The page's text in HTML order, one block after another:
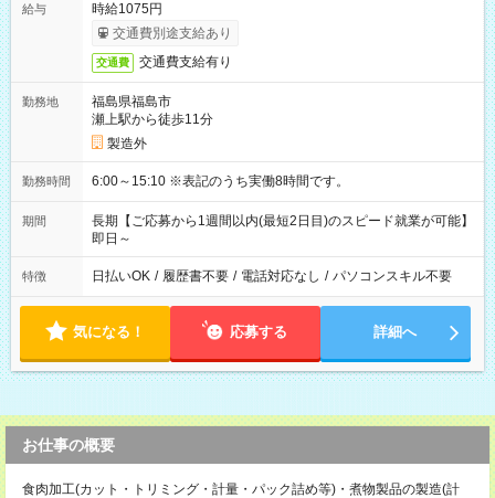
給与
時給1075円
交通費別途支給あり
交通費 交通費支給有り
勤務地
福島県福島市
瀬上駅から徒歩11分
製造外
勤務時間 6:00～15:10 ※表記のうち実働8時間です。
期間
長期【ご応募から1週間以内(最短2日目)のスピード就業が可能】
即日～
特徴 日払いOK / 履歴書不要 / 電話対応なし / パソコンスキル不要
気になる！ 応募する 詳細へ
お仕事の概要
食肉加工(カット・トリミング・計量・パック詰め等)・煮物製品の製造(計